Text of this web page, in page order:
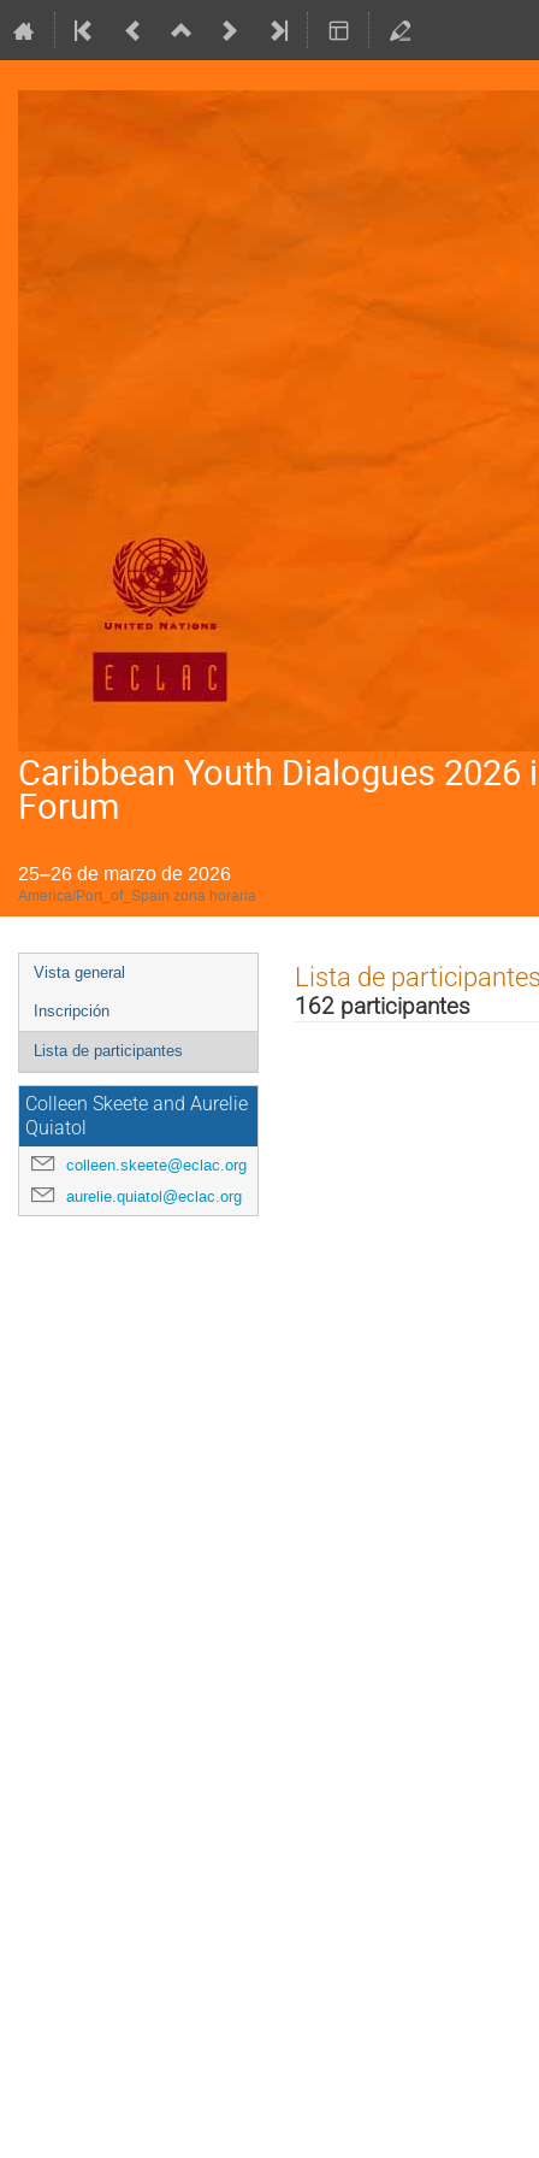
Caribbean Youth Dialogues 2026
Forum
25–26 de marzo de 2026
America/Port_of_Spain zona horaria
Event
menu
Vista general
Inscripción
Lista de participantes
Colleen Skeete and Aurelie
Quiatol
colleen.skeete@eclac.org
aurelie.quiatol@eclac.org
Lista de
162 participantes